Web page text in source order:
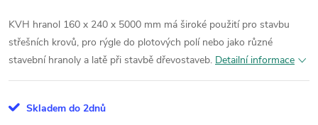
KVH hranol 160 x 240 x 5000 mm má široké použití pro stavbu
střešních krovů, pro rýgle do plotových polí nebo jako různé
stavební hranoly a latě při stavbě dřevostaveb. Detailní informace
Skladem do 2dnů